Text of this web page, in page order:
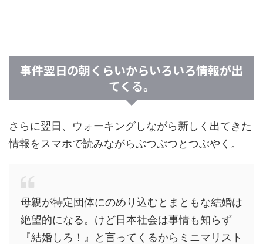
事件翌日の朝くらいからいろいろ情報が出
てくる。
さらに翌日、ウォーキングしながら新しく出てきた
情報をスマホで読みながらぶつぶつとつぶやく。
母親が特定団体にのめり込むとまともな結婚は
絶望的になる。けど日本社会は事情も知らず
『結婚しろ！』と言ってくるからミニマリスト